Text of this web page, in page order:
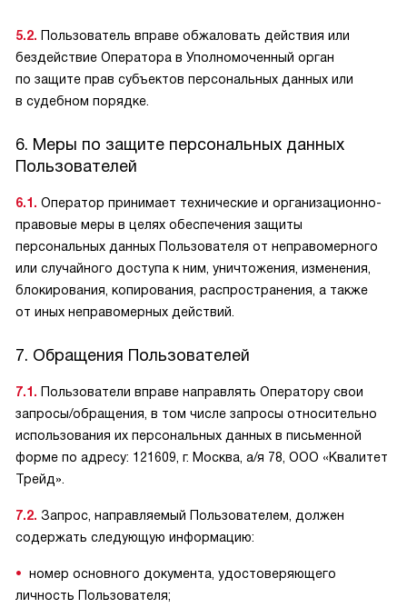
5.2. Пользователь вправе обжаловать действия или
бездействие Оператора в Уполномоченный орган
по защите прав субъектов персональных данных или
в судебном порядке.
6. Меры по защите персональных данных
Пользователей
6.1. Оператор принимает технические и организационно-
правовые меры в целях обеспечения защиты
персональных данных Пользователя от неправомерного
или случайного доступа к ним, уничтожения, изменения,
блокирования, копирования, распространения, а также
от иных неправомерных действий.
7. Обращения Пользователей
7.1. Пользователи вправе направлять Оператору свои
запросы/обращения, в том числе запросы относительно
использования их персональных данных в письменной
форме по адресу: 121609, г. Москва, а/я 78, ООО «Квалитет
Трейд».
7.2. Запрос, направляемый Пользователем, должен
содержать следующую информацию:
номер основного документа, удостоверяющего
личность Пользователя;